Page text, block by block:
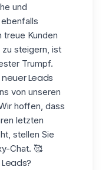
und
treue Kunden
steigern, ist
Trumpf.
Leads
von unseren
hoffen, dass
letzten
stellen Sie
Chat. 🥰